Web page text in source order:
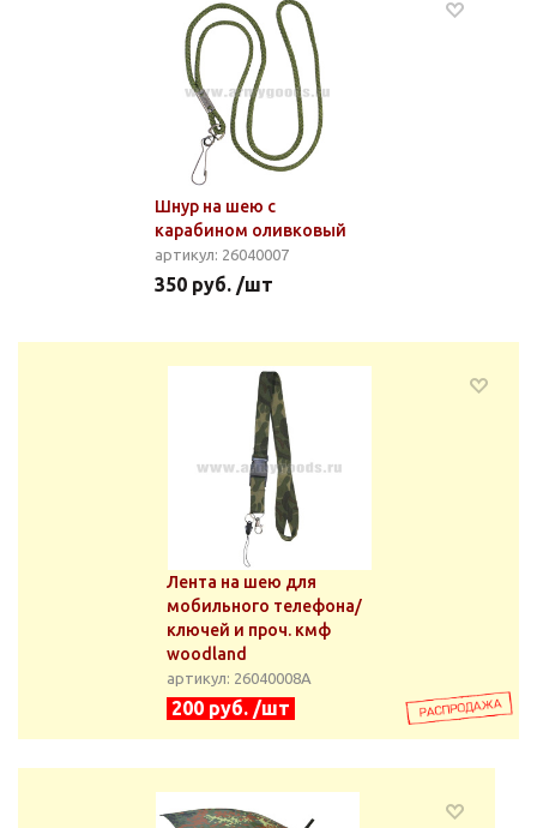
Шнур на шею с
карабином оливковый
артикул: 26040007
350 руб. /шт
Лента на шею для
мобильного телефона/
ключей и проч. кмф
woodland
артикул: 26040008А
200 руб. /шт